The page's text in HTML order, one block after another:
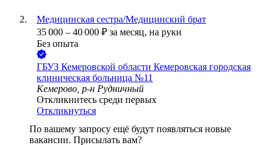
Медицинская сестра/Медицинский брат
35 000 – 40 000 ₽ за месяц, на руки
Без опыта
ГБУЗ Кемеровской области Кемеровская городская
клиническая больница №11
Кемерово, р-н Рудничный
Откликнитесь среди первых
Откликнуться
По вашему запросу ещё будут появляться новые
вакансии. Присылать вам?